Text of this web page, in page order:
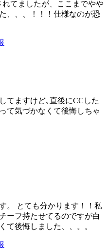
れてましたが、ここまでやや
、、、！！！仕様なのが恐
てますけど､直後にCCした
て気づかなくて後悔しちゃ
。 とても分かります！！私
ーフ持たせてるのですが白
て後悔しました、、。。